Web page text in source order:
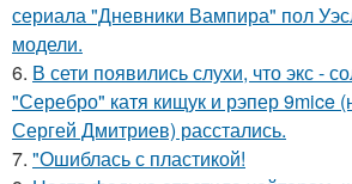
сериала "Дневники Вампира" пол
модели.
6. В сети появились слухи, что экс -
"Серебро" катя кищук и рэпер 9mice
Сергей Дмитриев) расстались.
7. "Ошиблась с пластикой!